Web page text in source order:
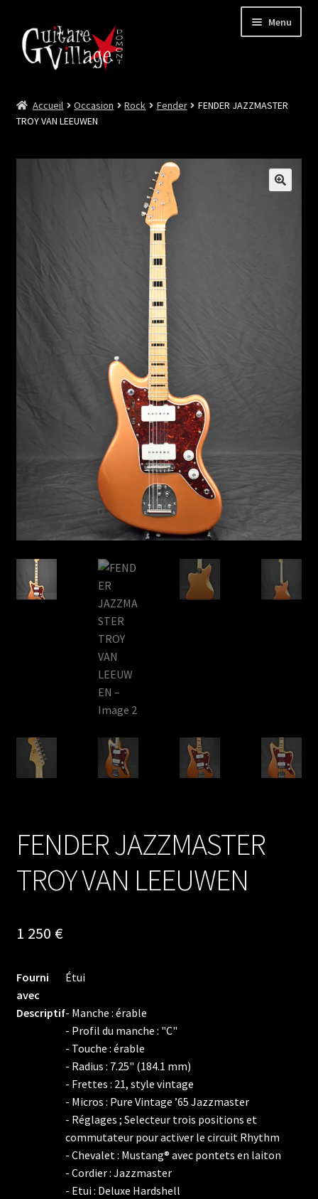
Menu
Neuf
le
menu
enfant
Accueil Occasion Rock Fender
FENDER JAZZMASTER
TROY VAN LEEUWEN
FENDER JAZZMASTER
TROY VAN LEEUWEN
1 250 €
Fourni
avec
Étui
Descriptif- Manche : érable
- Profil du manche : "C"
- Touche : érable
- Radius : 7.25" (184.1 mm)
- Frettes : 21, style vintage
- Micros : Pure Vintage ’65 Jazzmaster
- Réglages ; Selecteur trois positions et
commutateur pour activer le circuit Rhythm
- Chevalet : Mustang® avec pontets en laiton
- Cordier : Jazzmaster
- Etui : Deluxe Hardshell